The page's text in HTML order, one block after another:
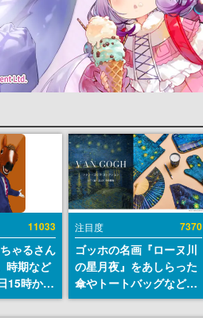
11033
ゃるさん
時期など
15時から
注目度 7370
ゴッホの名画『ローヌ川
の星月夜』をあしらった
傘やトートバッグなどが
登場。8月7日21時より2
日間限定で予約販売